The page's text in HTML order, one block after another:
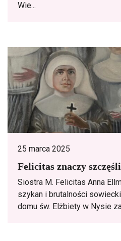
Wie...
25 marca 2025
Felicitas znaczy
Siostra M. Felicitas Anna
szykan i brutalności
domu św. Elżbiety w Nysie